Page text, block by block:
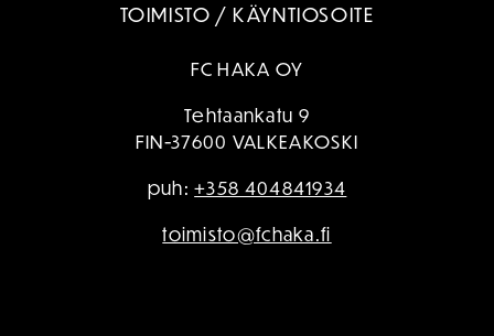
TOIMISTO / KÄYNTIOSOITE
FC HAKA OY
Tehtaankatu 9
FIN-37600 VALKEAKOSKI
puh:+358 404841934
toimisto@fchaka.fi